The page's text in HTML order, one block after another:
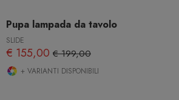
Pupa lampada da tavolo
SLIDE
€ 155,00 € 199,00
+ VARIANTI DISPONIBILI